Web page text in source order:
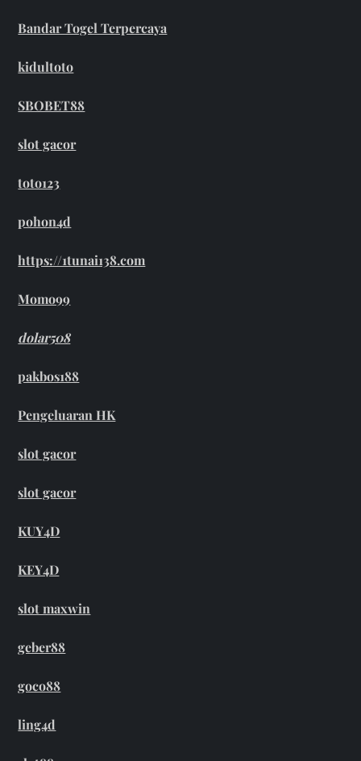
Bandar Togel Terpercaya
kidultoto
SBOBET88
slot gacor
toto123
pohon4d
https://1tunai138.com
Momo99
dolar508
pakbos188
Pengeluaran HK
slot gacor
slot gacor
KUY4D
KEY4D
slot maxwin
geber88
goco88
ling4d